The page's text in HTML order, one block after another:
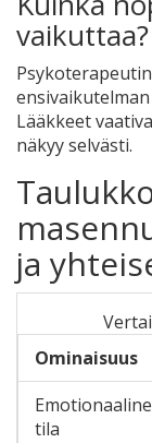
vaikuttaa?
Lääkkeet
näkyy selvästi.
ja
Ominaisuus
tila